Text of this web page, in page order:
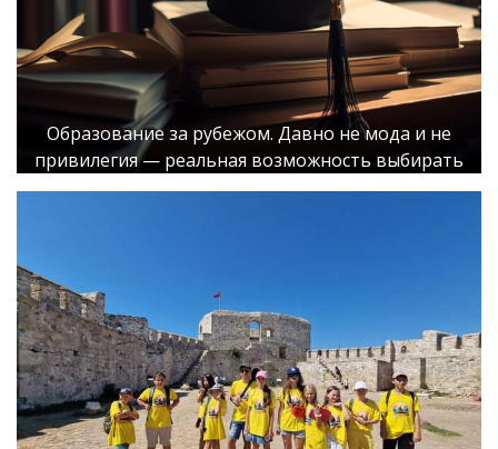
Образование за рубежом. Давно не мода и не
привилегия — реальная возможность выбирать